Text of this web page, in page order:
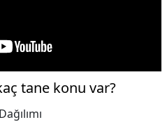
tane konu var?